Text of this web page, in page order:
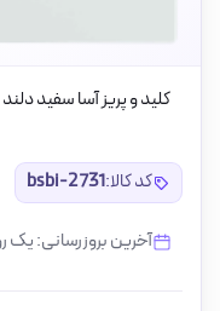
کلید و پریز آسا سفید
کد کالا:bsbi-2731
آخرین بروزرسانی: یک